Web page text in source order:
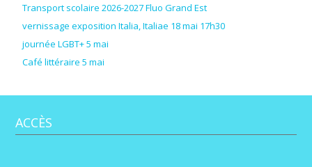
Transport scolaire 2026-2027 Fluo Grand Est
vernissage exposition Italia, Italiae 18 mai 17h30
journée LGBT+ 5 mai
Café littéraire 5 mai
ACCÈS